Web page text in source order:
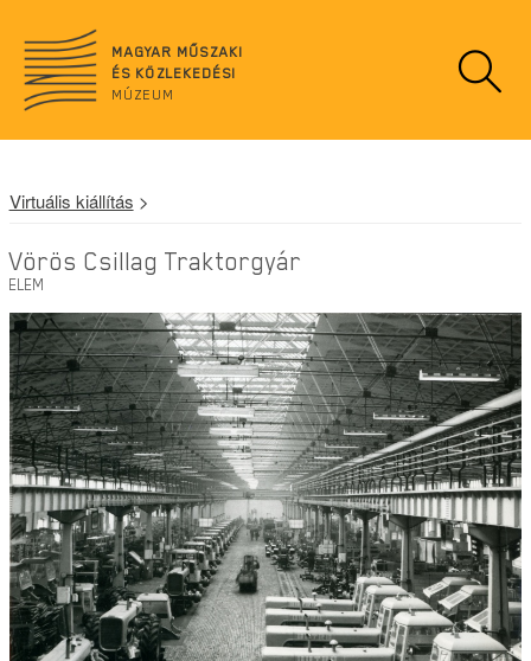
a
MAGYAR MŰSZAKI
ÉS KÖZLEKEDÉSI
MÚZEUM
Virtuális kiállítás >
Vörös Csillag Traktorgyár
ELEM